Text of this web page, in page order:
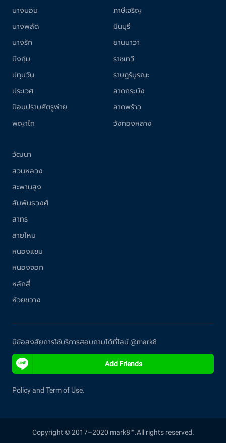
บางบอน
บางพลัด
บางรัก
บึงกุ่ม
ปทุมวัน
ประเวศ
ป้อมปราบศัตรูพ่าย
พญาไท
ภาษีเจริญ
มีนบุรี
ยานนาวา
ราชเทวี
ราษฎร์บูรณะ
ลาดกระบัง
ลาดพร้าว
วังทองหลาง
วัฒนา
สวนหลวง
สะพานสูง
สัมพันธวงศ์
สาทร
สายไหม
หนองแขม
หนองจอก
หลักสี่
ห้วยขวาง
Policy and Term of Use.
มีข้อสงสัยการใช้บริการสอบถามได้ที่ไลน์ @mark8
Add Friends
Copyright © 2017–2020 mark8™.All rights reserved.